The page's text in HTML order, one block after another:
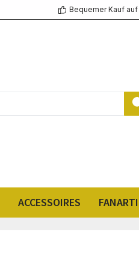
Bequemer Kauf auf
ACCESSOIRES